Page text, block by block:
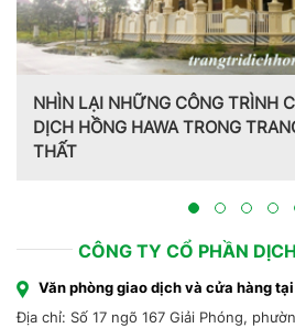
NHÌN LẠI NHỮNG CÔNG TRÌNH
DỊCH HỒNG HAWA TRONG
THẤT
CÔNG TY CỔ PHẦN
Văn phòng giao dịch và cửa hàng
Địa chỉ: Số 17 ngõ 167 Giải Phóng,